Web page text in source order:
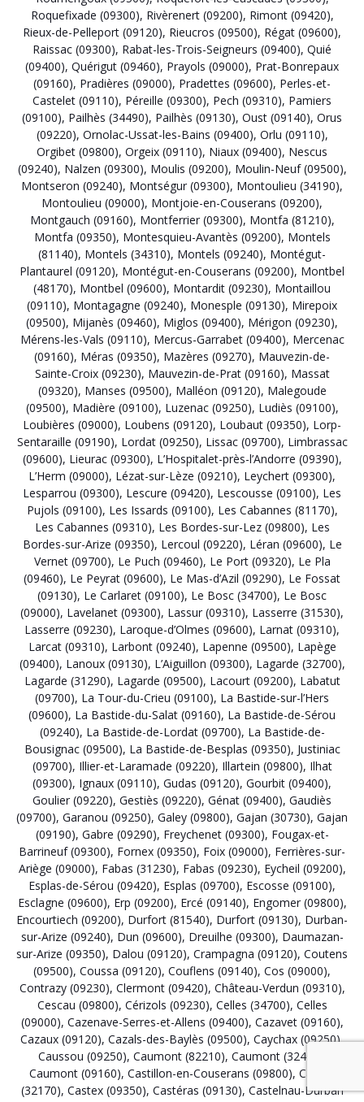
Roquefixade (09300), Rivèrenert (09200), Rimont (09420),
Rieux-de-Pelleport (09120), Rieucros (09500), Régat (09600),
Raissac (09300), Rabat-les-Trois-Seigneurs (09400), Quié
(09400), Quérigut (09460), Prayols (09000), Prat-Bonrepaux
(09160), Pradières (09000), Pradettes (09600), Perles-et-
Castelet (09110), Péreille (09300), Pech (09310), Pamiers
(09100), Pailhès (34490), Pailhès (09130), Oust (09140), Orus
(09220), Ornolac-Ussat-les-Bains (09400), Orlu (09110),
Orgibet (09800), Orgeix (09110), Niaux (09400), Nescus
(09240), Nalzen (09300), Moulis (09200), Moulin-Neuf (09500),
Montseron (09240), Montségur (09300), Montoulieu (34190),
Montoulieu (09000), Montjoie-en-Couserans (09200),
Montgauch (09160), Montferrier (09300), Montfa (81210),
Montfa (09350), Montesquieu-Avantès (09200), Montels
(81140), Montels (34310), Montels (09240), Montégut-
Plantaurel (09120), Montégut-en-Couserans (09200), Montbel
(48170), Montbel (09600), Montardit (09230), Montaillou
(09110), Montagagne (09240), Monesple (09130), Mirepoix
(09500), Mijanès (09460), Miglos (09400), Mérigon (09230),
Mérens-les-Vals (09110), Mercus-Garrabet (09400), Mercenac
(09160), Méras (09350), Mazères (09270), Mauvezin-de-
Sainte-Croix (09230), Mauvezin-de-Prat (09160), Massat
(09320), Manses (09500), Malléon (09120), Malegoude
(09500), Madière (09100), Luzenac (09250), Ludiès (09100),
Loubières (09000), Loubens (09120), Loubaut (09350), Lorp-
Sentaraille (09190), Lordat (09250), Lissac (09700), Limbrassac
(09600), Lieurac (09300), L’Hospitalet-près-l’Andorre (09390),
L’Herm (09000), Lézat-sur-Lèze (09210), Leychert (09300),
Lesparrou (09300), Lescure (09420), Lescousse (09100), Les
Pujols (09100), Les Issards (09100), Les Cabannes (81170),
Les Cabannes (09310), Les Bordes-sur-Lez (09800), Les
Bordes-sur-Arize (09350), Lercoul (09220), Léran (09600), Le
Vernet (09700), Le Puch (09460), Le Port (09320), Le Pla
(09460), Le Peyrat (09600), Le Mas-d’Azil (09290), Le Fossat
(09130), Le Carlaret (09100), Le Bosc (34700), Le Bosc
(09000), Lavelanet (09300), Lassur (09310), Lasserre (31530),
Lasserre (09230), Laroque-d’Olmes (09600), Larnat (09310),
Larcat (09310), Larbont (09240), Lapenne (09500), Lapège
(09400), Lanoux (09130), L’Aiguillon (09300), Lagarde (32700),
Lagarde (31290), Lagarde (09500), Lacourt (09200), Labatut
(09700), La Tour-du-Crieu (09100), La Bastide-sur-l’Hers
(09600), La Bastide-du-Salat (09160), La Bastide-de-Sérou
(09240), La Bastide-de-Lordat (09700), La Bastide-de-
Bousignac (09500), La Bastide-de-Besplas (09350), Justiniac
(09700), Illier-et-Laramade (09220), Illartein (09800), Ilhat
(09300), Ignaux (09110), Gudas (09120), Gourbit (09400),
Goulier (09220), Gestiès (09220), Génat (09400), Gaudiès
(09700), Garanou (09250), Galey (09800), Gajan (30730), Gajan
(09190), Gabre (09290), Freychenet (09300), Fougax-et-
Barrineuf (09300), Fornex (09350), Foix (09000), Ferrières-sur-
Ariège (09000), Fabas (31230), Fabas (09230), Eycheil (09200),
Esplas-de-Sérou (09420), Esplas (09700), Escosse (09100),
Esclagne (09600), Erp (09200), Ercé (09140), Engomer (09800),
Encourtiech (09200), Durfort (81540), Durfort (09130), Durban-
sur-Arize (09240), Dun (09600), Dreuilhe (09300), Daumazan-
sur-Arize (09350), Dalou (09120), Crampagna (09120), Coutens
(09500), Coussa (09120), Couflens (09140), Cos (09000),
Contrazy (09230), Clermont (09420), Château-Verdun (09310),
Cescau (09800), Cérizols (09230), Celles (34700), Celles
(09000), Cazenave-Serres-et-Allens (09400), Cazavet (09160),
Cazaux (09120), Cazals-des-Baylès (09500), Caychax (09250),
Caussou (09250), Caumont (82210), Caumont (32400)
Caumont (09160), Castillon-en-Couserans (09800), Castex
(32170), Castex (09350), Castéras (09130), Castelnau-Durban